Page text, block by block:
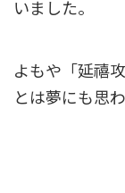
いました。
よもや「延禧
とは夢にも思